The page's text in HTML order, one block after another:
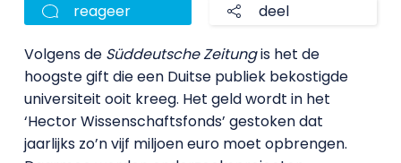
reageer deel
Volgens de Süddeutsche Zeitungis het de
hoogste gift die een Duitse publiek bekostigde
universiteit ooit kreeg. Het geld wordt in het
‘Hector Wissenschaftsfonds’ gestoken dat
jaarlijks zo’n vijf miljoen euro moet opbrengen.